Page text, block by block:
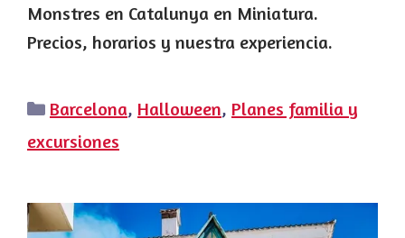
Monstres en Catalunya en Miniatura.
Precios, horarios y nuestra experiencia.
Categorías
Barcelona, Halloween, Planes familia y
excursiones